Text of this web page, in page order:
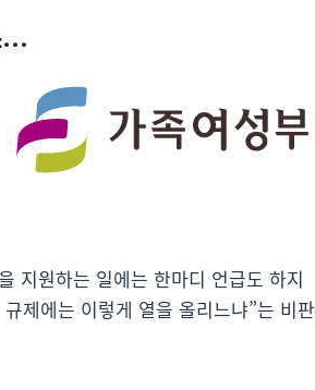
…
지원하는 일에는 한마디 언급도 하지
제에는 이렇게 열을 올리느냐”는 비판